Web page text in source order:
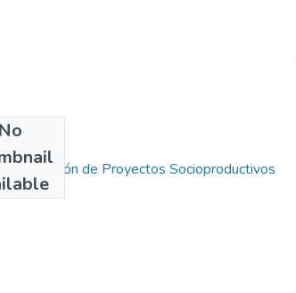
No
en Gestión de Proyectos Socioproductivos